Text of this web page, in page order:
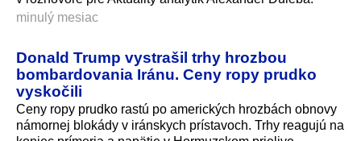
minulý mesiac
Donald Trump vystrašil trhy hrozbou
bombardovania Iránu. Ceny ropy prudko
vyskočili
Ceny ropy prudko rastú po amerických hrozbách obnovy
námornej blokády v iránskych prístavoch. Trhy reagujú na